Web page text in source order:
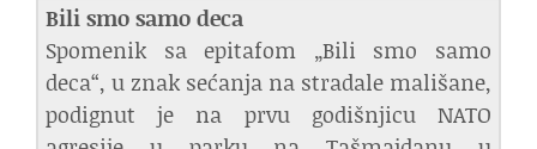
Bili smo samo deca
Spomenik sa epitafom „Bili smo samo
deca“, u znak sećanja na stradale mališane,
podignut je na prvu godišnjicu NATO